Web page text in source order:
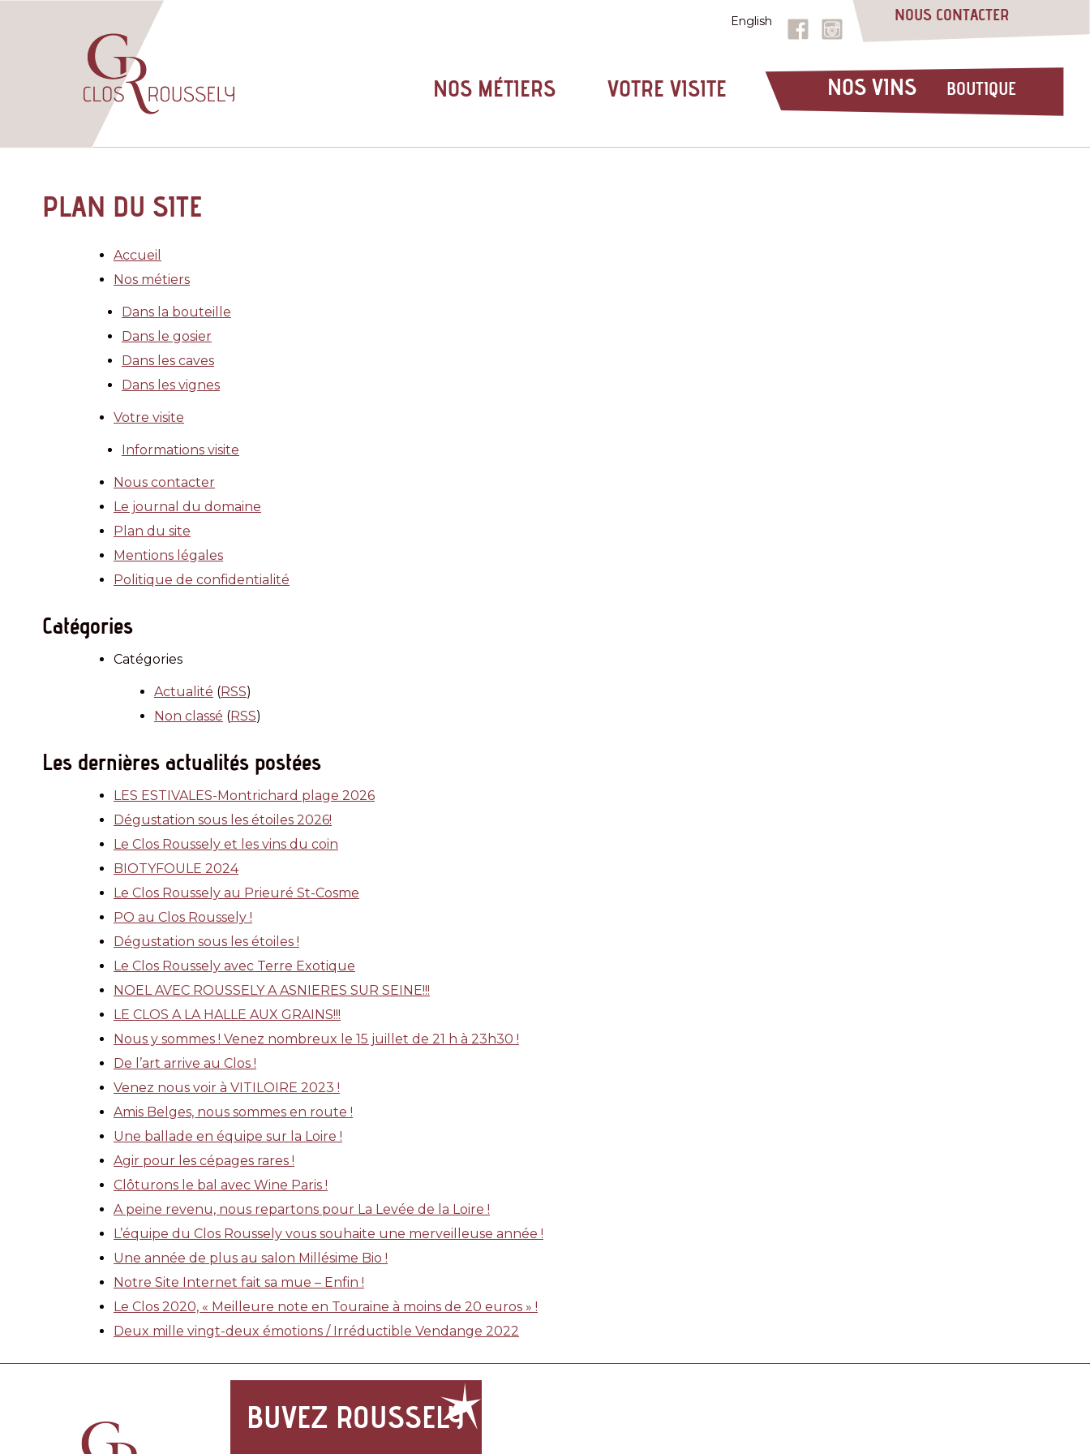
English NOUS CONTACTER
NOS MÉTIERS VOTRE VISITE NOS VINS BOUTIQUE
PLAN DU SITE
Accueil
Nos métiers
Dans la bouteille
Dans le gosier
Dans les caves
Dans les vignes
Votre visite
Informations visite
Nous contacter
Le journal du domaine
Plan du site
Mentions légales
Politique de confidentialité
Catégories
Catégories
Actualité (RSS)
Non classé (RSS)
Les dernières actualités postées
LES ESTIVALES-Montrichard plage 2026
Dégustation sous les étoiles 2026!
Le Clos Roussely et les vins du coin
BIOTYFOULE 2024
Le Clos Roussely au Prieuré St-Cosme
PO au Clos Roussely !
Dégustation sous les étoiles !
Le Clos Roussely avec Terre Exotique
NOEL AVEC ROUSSELY A ASNIERES SUR SEINE!!!
LE CLOS A LA HALLE AUX GRAINS!!!
Nous y sommes ! Venez nombreux le 15 juillet de 21 h à 23h30 !
De l’art arrive au Clos !
Venez nous voir à VITILOIRE 2023 !
Amis Belges, nous sommes en route !
Une ballade en équipe sur la Loire !
Agir pour les cépages rares !
Clôturons le bal avec Wine Paris !
A peine revenu, nous repartons pour La Levée de la Loire !
L’équipe du Clos Roussely vous souhaite une merveilleuse année !
Une année de plus au salon Millésime Bio !
Notre Site Internet fait sa mue – Enfin !
Le Clos 2020, « Meilleure note en Touraine à moins de 20 euros » !
Deux mille vingt-deux émotions / Irréductible Vendange 2022
BUVEZ ROUSSELY